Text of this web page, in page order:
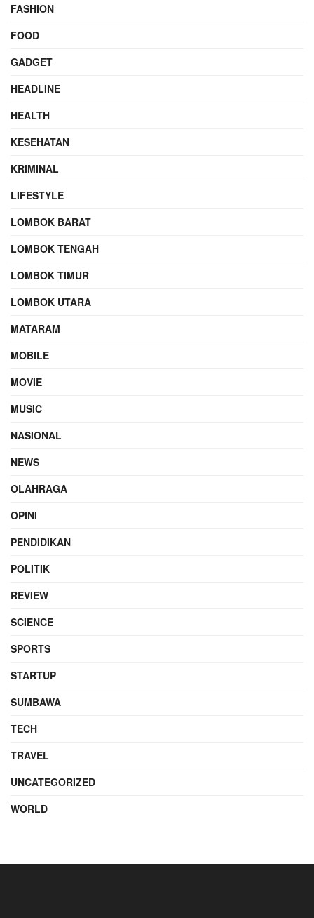
FASHION
FOOD
GADGET
HEADLINE
HEALTH
KESEHATAN
KRIMINAL
LIFESTYLE
LOMBOK BARAT
LOMBOK TENGAH
LOMBOK TIMUR
LOMBOK UTARA
MATARAM
MOBILE
MOVIE
MUSIC
NASIONAL
NEWS
OLAHRAGA
OPINI
PENDIDIKAN
POLITIK
REVIEW
SCIENCE
SPORTS
STARTUP
SUMBAWA
TECH
TRAVEL
UNCATEGORIZED
WORLD